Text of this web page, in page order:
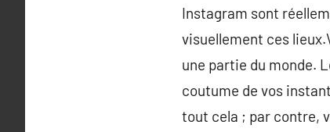
Instagram sont
visuellement ces
une partie du monde.
coutume de vos
tout cela ; par contre,